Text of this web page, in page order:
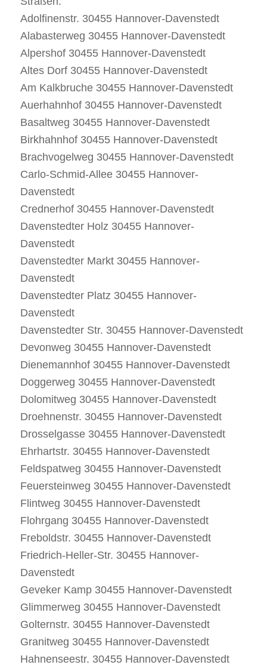
Adolfinenstr. 30455 Hannover-Davenstedt
Alabasterweg 30455 Hannover-Davenstedt
Alpershof 30455 Hannover-Davenstedt
Altes Dorf 30455 Hannover-Davenstedt
Am Kalkbruche 30455 Hannover-Davenstedt
Auerhahnhof 30455 Hannover-Davenstedt
Basaltweg 30455 Hannover-Davenstedt
Birkhahnhof 30455 Hannover-Davenstedt
Brachvogelweg 30455 Hannover-Davenstedt
Carlo-Schmid-Allee 30455 Hannover-
Davenstedt
Crednerhof 30455 Hannover-Davenstedt
Davenstedter Holz 30455 Hannover-
Davenstedt
Davenstedter Markt 30455 Hannover-
Davenstedt
Davenstedter Platz 30455 Hannover-
Davenstedt
Davenstedter Str. 30455 Hannover-Davenstedt
Devonweg 30455 Hannover-Davenstedt
Dienemannhof 30455 Hannover-Davenstedt
Doggerweg 30455 Hannover-Davenstedt
Dolomitweg 30455 Hannover-Davenstedt
Droehnenstr. 30455 Hannover-Davenstedt
Drosselgasse 30455 Hannover-Davenstedt
Ehrhartstr. 30455 Hannover-Davenstedt
Feldspatweg 30455 Hannover-Davenstedt
Feuersteinweg 30455 Hannover-Davenstedt
Flintweg 30455 Hannover-Davenstedt
Flohrgang 30455 Hannover-Davenstedt
Freboldstr. 30455 Hannover-Davenstedt
Friedrich-Heller-Str. 30455 Hannover-
Davenstedt
Geveker Kamp 30455 Hannover-Davenstedt
Glimmerweg 30455 Hannover-Davenstedt
Golternstr. 30455 Hannover-Davenstedt
Granitweg 30455 Hannover-Davenstedt
Hahnenseestr. 30455 Hannover-Davenstedt